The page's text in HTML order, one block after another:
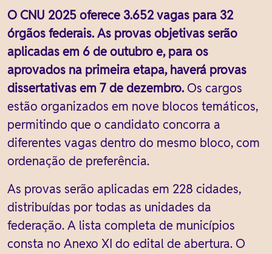
O CNU 2025 oferece 3.652 vagas para 32
órgãos federais. As provas objetivas serão
aplicadas em 6 de outubro e, para os
aprovados na primeira etapa, haverá provas
dissertativas em 7 de dezembro. Os cargos
estão organizados em nove blocos temáticos,
permitindo que o candidato concorra a
diferentes vagas dentro do mesmo bloco, com
ordenação de preferência.
As provas serão aplicadas em 228 cidades,
distribuídas por todas as unidades da
federação. A lista completa de municípios
consta no Anexo XI do edital de abertura. O